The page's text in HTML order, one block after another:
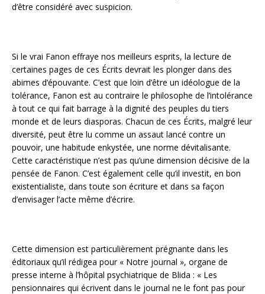
d’être considéré avec suspicion.
Si le vrai Fanon effraye nos meilleurs esprits, la lecture de
certaines pages de ces Écrits devrait les plonger dans des
abimes d’épouvante. C’est que loin d’être un idéologue de la
tolérance, Fanon est au contraire le philosophe de l’intolérance
à tout ce qui fait barrage à la dignité des peuples du tiers
monde et de leurs diasporas. Chacun de ces Écrits, malgré leur
diversité, peut être lu comme un assaut lancé contre un
pouvoir, une habitude enkystée, une norme dévitalisante.
Cette caractéristique n’est pas qu’une dimension décisive de la
pensée de Fanon. C’est également celle qu’il investit, en bon
existentialiste, dans toute son écriture et dans sa façon
d’envisager l’acte même d’écrire.
Cette dimension est particulièrement prégnante dans les
éditoriaux qu’il rédigea pour « Notre journal », organe de
presse interne à l’hôpital psychiatrique de Blida : « Les
pensionnaires qui écrivent dans le journal ne le font pas pour